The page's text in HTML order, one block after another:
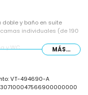
y baño en suite
individuales (de 190
y WC
2m de profundidad
MÁS...
VT-494690-A